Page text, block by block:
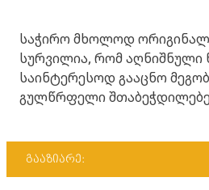
საჭირო მხოლოდ
სურვილია, რომ აღნიშნული
საინტერესოდ გააცნო
გულწრფელი
გააზიარე: